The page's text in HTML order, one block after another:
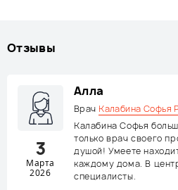
Отзывы
3
Марта
2026
Алла
Врач Калабина Софья
Калабина Софья
только врач своего
душой! Умеете
каждому дома. В
специалисты.